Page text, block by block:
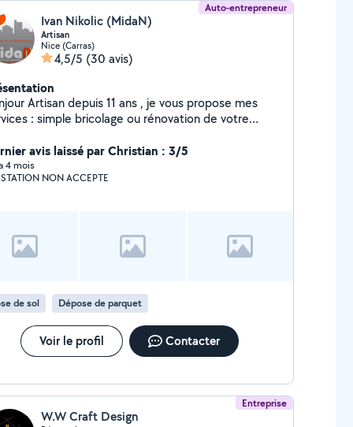
Auto-entrepreneur
Ivan Nikolic (MidaN)
Artisan
Nice (Carras)
4,5/5 (30 avis)
ans , je vous propose mes
ou rénovation de votre
pouvez voir mes réalisations et mes
sur ma page Facebook : MidaN2011
avis laissé par Christian : 3/5
4 mois
NON ACCEPTE
de sol Dépose de parquet
Voir le profil Contacter
Entreprise
W.W Craft Design